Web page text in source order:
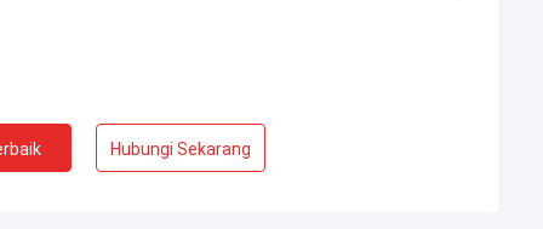
Hubungi Sekarang